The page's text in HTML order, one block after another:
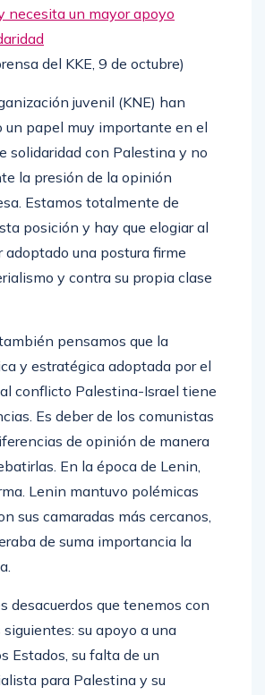
necesita un mayor apoyo
del KKE, 9 de octubre)
juvenil (KNE) han
un papel muy importante en el
solidaridad con Palestina y no
la presión de la opinión
Estamos totalmente de
posición y hay que elogiar al
adoptado una postura firme
y contra su propia clase
pensamos que la
y estratégica adoptada por el
conflicto Palestina-Israel tiene
Es deber de los comunistas
de opinión de manera
En la época de Lenin,
Lenin mantuvo polémicas
sus camaradas más cercanos,
de suma importancia la
desacuerdos que tenemos con
siguientes: su apoyo a una
Estados, su falta de un
para Palestina y su